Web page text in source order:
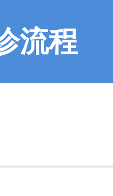
流程